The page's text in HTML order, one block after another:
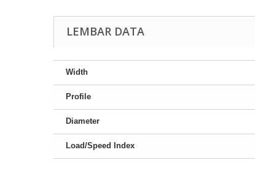
LEMBAR DATA
Width
Profile
Diameter
Load/Speed Index